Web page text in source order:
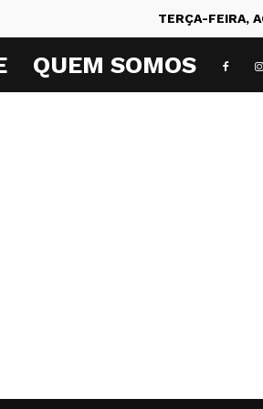
TERÇA-FEIRA,
QUEM SOMOS